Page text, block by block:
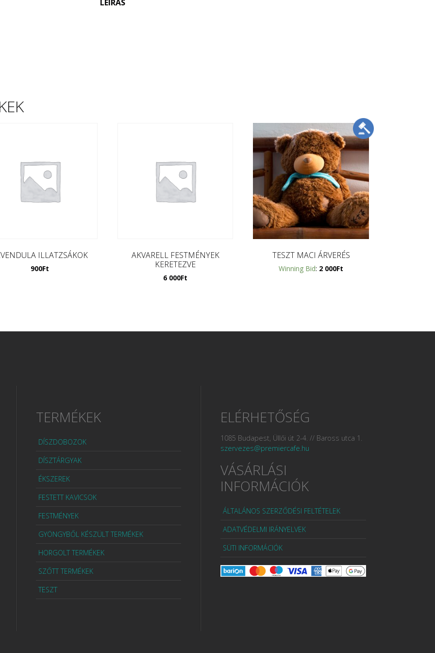
LEÍRÁS
ILLATZSÁKOK
900Ft
AKVARELL FESTMÉNYEK
KERETEZVE
6 000Ft
TESZT MACI ÁRVERÉS
Winning Bid: 2 000Ft
TERMÉKEK
DÍSZDOBOZOK
DÍSZTÁRGYAK
ÉKSZEREK
FESTETT KAVICSOK
FESTMÉNYEK
GYÖNGYBŐL KÉSZÜLT TERMÉKEK
HORGOLT TERMÉKEK
SZŐTT TERMÉKEK
TESZT
ELÉRHETŐSÉG
1085 Budapest, Üllői út 2-4. // Baross utca 1.
szervezes@premiercafe.hu
VÁSÁRLÁSI
INFORMÁCIÓK
ÁLTALÁNOS SZERZŐDÉSI FELTÉTELEK
ADATVÉDELMI IRÁNYELVEK
SÜTI INFORMÁCIÓK